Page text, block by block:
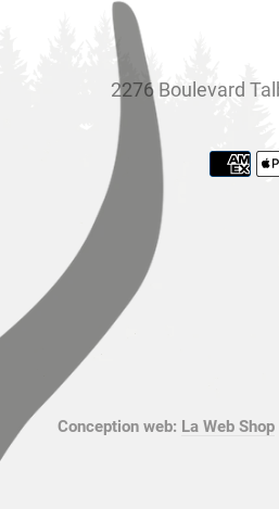
2276 Boulevard
Moyens
Conception web: La Web Shop